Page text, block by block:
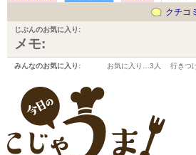
クチコ
じぶんのお気に入り:
メモ:
みんなのお気に入り: お気に入り… 3人 行きつ